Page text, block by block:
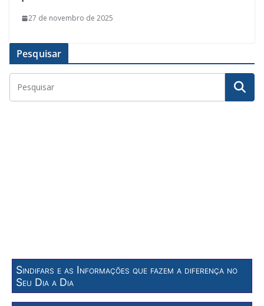
27 de novembro de 2025
Pesquisar
Sindifars e as Informações que fazem a diferença no
Seu Dia a Dia